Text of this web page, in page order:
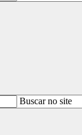
BuscarBuscar no site